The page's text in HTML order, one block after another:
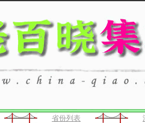
省份列表